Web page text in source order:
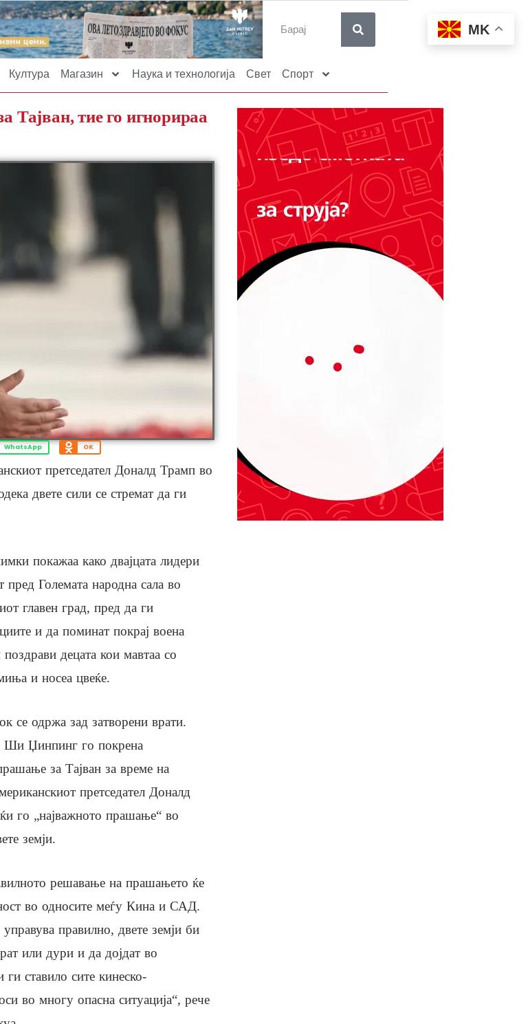
Култура Магазин Наука и технологија Свет Спорт
тие го игнорираа
WhatsApp OK
претседател Доналд Трамп во
двете сили се стремат да ги
покажаа како двајцата лидери
пред Големата народна сала во
главен град, пред да ги
и да поминат покрај воена
децата кои мавтаа со
и носеа цвеќе.
се одржа зад затворени врати.
Ши Џинпинг го покрена
за Тајван за време на
претседател Доналд
го „најважното прашање“ во
земји.
решавање на прашањето ќе
во односите меѓу Кина и САД.
правилно, двете земји би
или дури и да дојдат во
ставило сите кинеско-
во многу опасна ситуација“, рече
MK